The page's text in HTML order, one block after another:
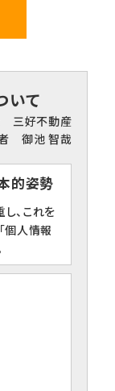
いて
三好不動産
御池 智哉
的姿勢
、これを
個人情報